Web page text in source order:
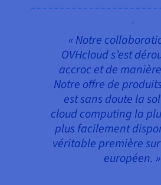
« Notre
OVHcloud s’est
accroc et de
Notre offre de
est sans doute la
cloud computing la
plus facilement
véritable première
européen. »